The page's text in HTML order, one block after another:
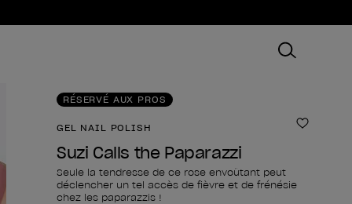
RÉSERVÉ AUX PROS
GEL NAIL POLISH
Suzi Calls the Paparazzi
Seule la tendresse de ce rose envoûtant peut
déclencher un tel accès de fièvre et de frénésie
chez les paparazzis !